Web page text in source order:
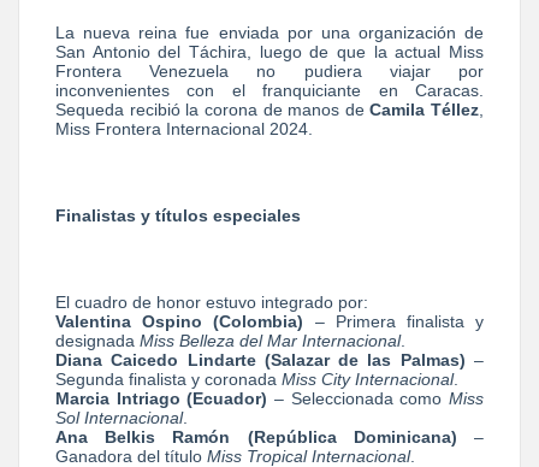
La nueva reina fue enviada por una organización de
San Antonio del Táchira, luego de que la actual Miss
Frontera Venezuela no pudiera viajar por
inconvenientes con el franquiciante en Caracas.
Sequeda recibió la corona de manos deCamila Téllez
Miss Frontera Internacional 2024.
Finalistas y títulos especiales
El cuadro de honor estuvo integrado por:
Valentina Ospino (Colombia) – Primera finalista y
designada Miss Belleza del Mar Internacional.
Diana Caicedo Lindarte (Salazar de las Palmas) –
Segunda finalista y coronada Miss City Internacional.
Marcia Intriago (Ecuador) – Seleccionada comoMiss
Sol Internacional.
Ana Belkis Ramón (República Dominicana) –
Ganadora del título Miss Tropical Internacional.